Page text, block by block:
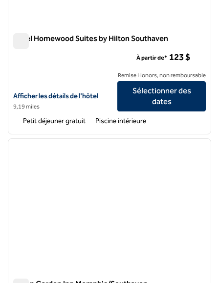
Hôtel Homewood Suites by Hilton Southaven
Afficher les détails de l'hôtel Homewood Suites by Hilton Southaven
Afficher les détails de l'hôtel
9,19 miles
À partir de* 123 $
Remise Honors, non remboursable
Sélectionner des
dates
Petit déjeuner gratuit Piscine intérieure
1 sur 11